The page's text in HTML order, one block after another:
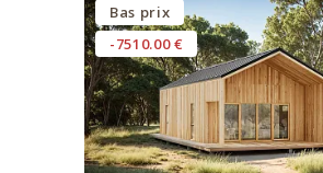
Bas prix
-7510.00 €